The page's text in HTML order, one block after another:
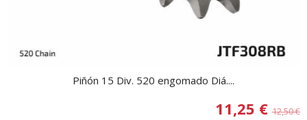
Piñón 15 Div. 520 engomado Diá....
11,25 € 12,50 €